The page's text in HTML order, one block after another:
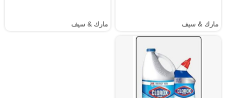
مارك & سيف مارك & سيف